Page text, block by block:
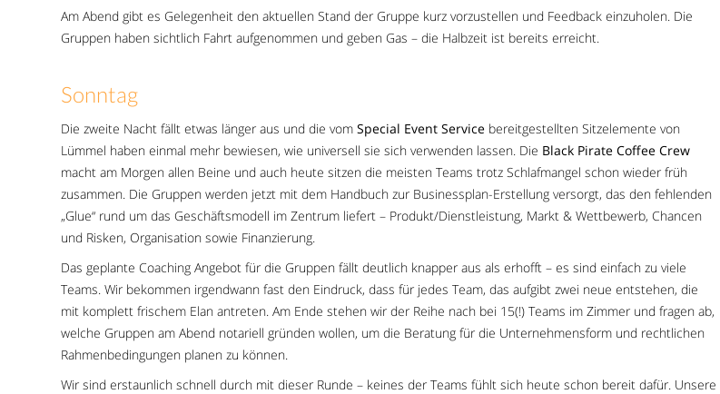
Am Abend gibt es Gelegenheit den aktuellen Stand der Gruppe kurz vorzustellen und Feedback einzuholen. Die
Gruppen haben sichtlich Fahrt aufgenommen und geben Gas – die Halbzeit ist bereits erreicht.
Sonntag
Die zweite Nacht fällt etwas länger aus und die vomSpecial Event Service bereitgestellten Sitzelemente von
Lümmel haben einmal mehr bewiesen, wie universell sie sich verwenden lassen. Die Black Pirate Coffee Crew
macht am Morgen allen Beine und auch heute sitzen die meisten Teams trotz Schlafmangel schon wieder früh
zusammen. Die Gruppen werden jetzt mit dem Handbuch zur Businessplan-Erstellung versorgt, das den fehlenden
„Glue“ rund um das Geschäftsmodell im Zentrum liefert – Produkt/Dienstleistung, Markt & Wettbewerb, Chancen
und Risken, Organisation sowie Finanzierung.
Das geplante Coaching Angebot für die Gruppen fällt deutlich knapper aus als erhofft – es sind einfach zu viele
Teams. Wir bekommen irgendwann fast den Eindruck, dass für jedes Team, das aufgibt zwei neue entstehen, die
mit komplett frischem Elan antreten. Am Ende stehen wir der Reihe nach bei 15(!) Teams im Zimmer und fragen ab,
welche Gruppen am Abend notariell gründen wollen, um die Beratung für die Unternehmensform und rechtlichen
Rahmenbedingungen planen zu können.
Wir sind erstaunlich schnell durch mit dieser Runde – keines der Teams fühlt sich heute schon bereit dafür. Unsere